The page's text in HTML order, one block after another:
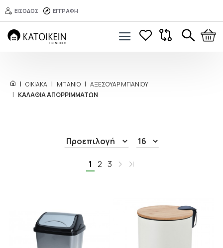
ΕΙΣΟΔΟΣ ΕΓΓΡΑΦΗ
ΟΙΚΙΑΚΑ ΜΠΑΝΙΟ
ΑΞΕΣΟΥΑΡ MΠΑΝΙΟΥ
ΚΑΛΑΘΙΑ ΑΠΟΡΡΙΜΜΑΤΩΝ
1 2 3